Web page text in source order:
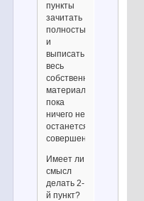
пункты
зачитать
полностью
и
выписать
весь
собственный
материал,
пока
ничего не
останется
совершенно.
Имеет ли
смысл
делать 2-
й пункт?